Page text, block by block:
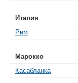
Италия
Рим
Марокко
Касабланка